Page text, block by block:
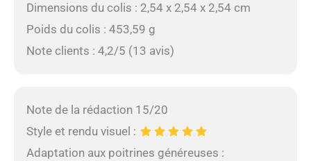
Dimensions du colis : 2,54 x 2,54 x 2,54 cm
Poids du colis : 453,59 g
Note clients : 4,2/5 (13 avis)
Note de la rédaction 15/20
Style et rendu visuel :
Adaptation aux poitrines généreuses :